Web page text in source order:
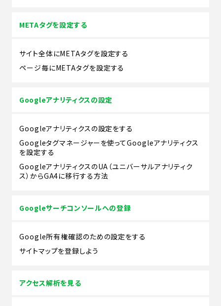
METAタグを設定する
サイト全体にMETAタグを設定する
ページ毎にMETAタグを設定する
Googleアナリティクスの設定
Googleアナリティクスの設定をする
Googleタグマネージャーを使ってGoogleアナリティクス
を設定する
GoogleアナリティクスのUA（ユニバーサルアナリティク
ス）からGA4に移行する方法
Googleサーチコンソールへの登録
Google所有権確認のための設定をする
サイトマップを登録しよう
アクセス解析を見る